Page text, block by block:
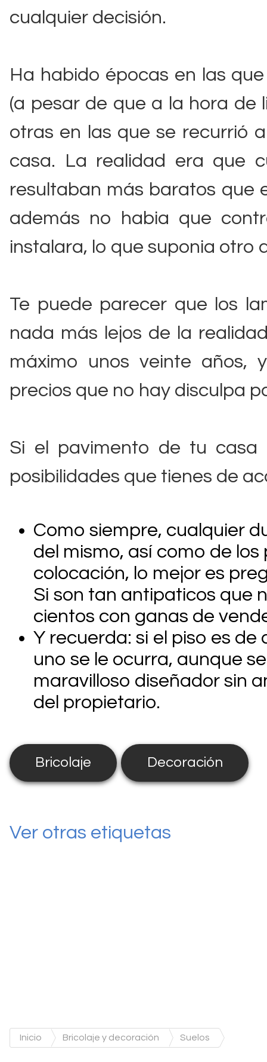
cualquier decisión.
Ha habido épocas en las
(a pesar de que a la hora de
otras en las que se recurrió
casa. La realidad era que
resultaban más baratos que
además no habia que
instalara, lo que suponia otro
Te puede parecer que los
nada más lejos de la
máximo unos veinte
precios que no hay disculpa
Si el pavimento de tu
posibilidades que tienes de
Como siempre, cualquier
del mismo, así como de
colocación, lo mejor es
Si son tan antipaticos que
cientos con ganas de
Y recuerda: si el piso es
uno se le ocurra, aunque
maravilloso diseñador sin
del propietario.
Bricolaje Decoración
Ver otras etiquetas
Inicio Bricolaje y decoración Suelos